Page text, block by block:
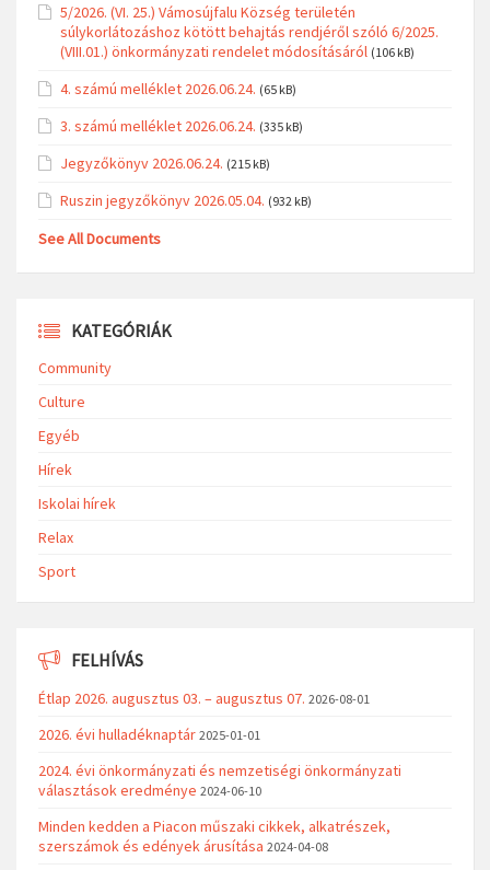
5/2026. (VI. 25.) Vámosújfalu Község területén
súlykorlátozáshoz kötött behajtás rendjéről szóló 6/2025.
(VIII.01.) önkormányzati rendelet módosításáról (106 kB)
4. számú melléklet 2026.06.24. (65 kB)
3. számú melléklet 2026.06.24. (335 kB)
Jegyzőkönyv 2026.06.24. (215 kB)
Ruszin jegyzőkönyv 2026.05.04. (932 kB)
See All Documents
KATEGÓRIÁK
Community
Culture
Egyéb
Hírek
Iskolai hírek
Relax
Sport
FELHÍVÁS
Étlap 2026. augusztus 03. – augusztus 07. 2026-08-01
2026. évi hulladéknaptár 2025-01-01
2024. évi önkormányzati és nemzetiségi önkormányzati
választások eredménye 2024-06-10
Minden kedden a Piacon műszaki cikkek, alkatrészek,
szerszámok és edények árusítása 2024-04-08